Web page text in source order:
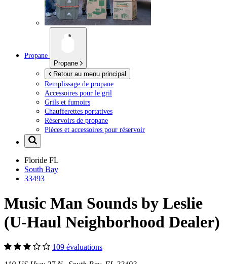
Propane
Propane
Retour au menu principal
Remplissage de propane
Accessoires pour le gril
Grils et fumoirs
Chaufferettes portatives
Réservoirs de propane
Pièces et accessoires pour réservoir
Floride FL
South Bay
33493
Music Man Sounds by Leslie
(U-Haul Neighborhood Dealer)
109 évaluations